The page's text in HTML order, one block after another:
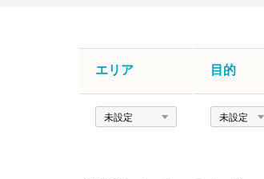
エリア 目的
エ
目